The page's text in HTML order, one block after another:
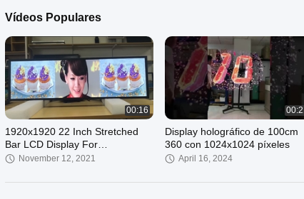
Vídeos Populares
00:16
1920x1920 22 Inch Stretched
Bar LCD Display For
Supermarket
November 12, 2021
Display holográfico de 100cm
360 con 1024x1024 píxeles
April 16, 2024